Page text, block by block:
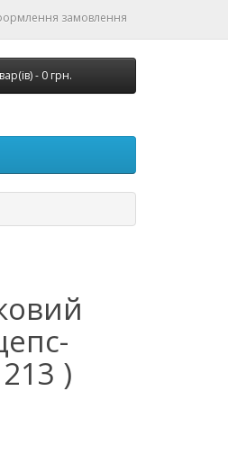
замовлення
- 0 грн.
)